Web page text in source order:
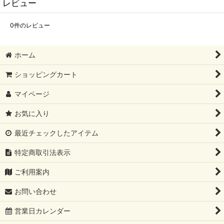
レビュー
0件のレビュー
ホーム
ショッピングカート
マイページ
お気に入り
最近チェックしたアイテム
特定商取引法表示
ご利用案内
お問い合わせ
営業日カレンダー